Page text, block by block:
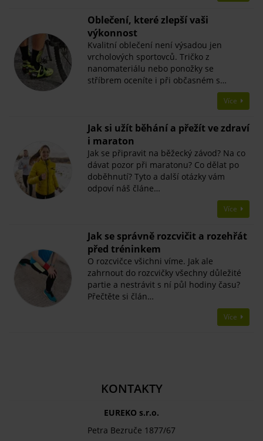
Oblečení, které zlepší vaši
výkonnost
Kvalitní oblečení není výsadou jen
vrcholových sportovců. Tričko z
nanomateriálu nebo ponožky se
stříbrem oceníte i při občasném s…
Více
Jak si užít běhání a přežít ve zdraví
i maraton
Jak se připravit na běžecký závod? Na co
dávat pozor při maratonu? Co dělat po
doběhnutí? Tyto a další otázky vám
odpoví náš článe…
Více
Jak se správně rozcvičit a rozehřát
před tréninkem
O rozcvičce všichni víme. Jak ale
zahrnout do rozcvičky všechny důležité
partie a nestrávit s ní půl hodiny času?
Přečtěte si člán…
Více
KONTAKTY
EUREKO s.r.o.
Petra Bezruče 1877/67